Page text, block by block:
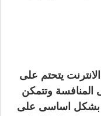
يتحتم على
وتتمكن
بشكل اساسى على